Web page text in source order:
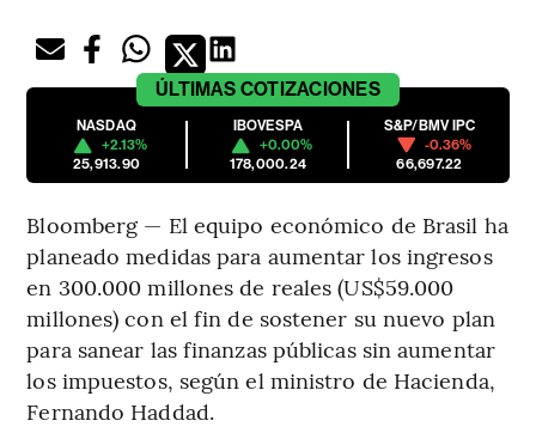
ÚLTIMAS COTIZACIONES
NASDAQ
+2.13%
25,913.90
IBOVESPA
+0.00%
178,000.24
S&P/BMV IPC
-0.36%
66,697.22
Bloomberg — El equipo económico de Brasil ha
planeado medidas para aumentar los ingresos
en 300.000 millones de reales (US$59.000
millones) con el fin de sostener su nuevo plan
para sanear las finanzas públicas sin aumentar
los impuestos, según el ministro de Hacienda,
Fernando Haddad.